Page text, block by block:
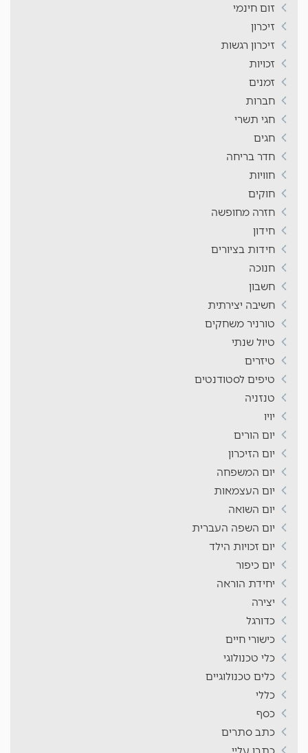
זום חינמי
זיכרון
זיכרון רגשות
זכויות
זמנים
חברות
חגי תשרי
חגים
חדר בריחה
חוויות
חוקים
חזרה מחופשה
חידון
חידות בציורים
חנוכה
חשבון
חשיבה יצירתית
טורניר משחקים
טיול שנתי
טיזרים
טיפים לסטודנטים
טנזניה
יויו
יום הורים
יום הזיכרון
יום המשפחה
יום העצמאות
יום השואה
יום השפה העברית
יום זכויות הילד
יום כיפור
יחידת הוראה
יצירה
כדורגל
כישורי חיים
כלי טכנולוגי
כלים טכנולוגיים
כללי
כסף
כתב סתרים